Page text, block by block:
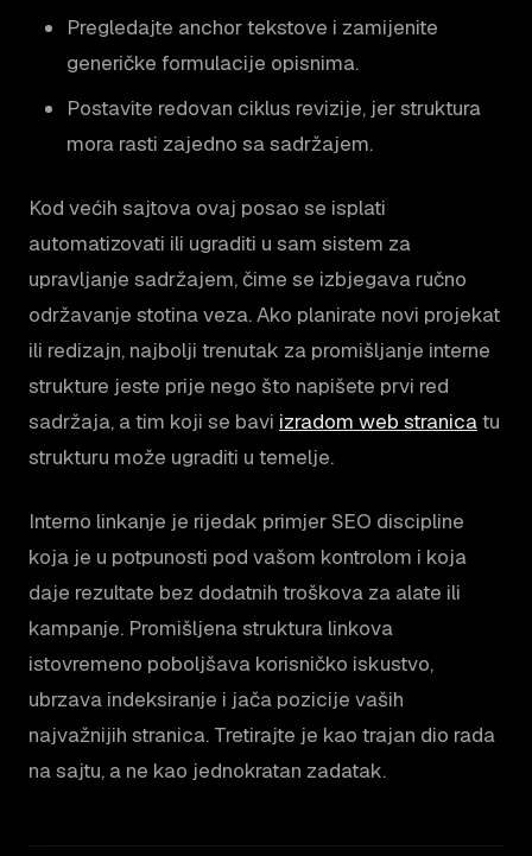
Pregledajte anchor tekstove i zamijenite
generičke formulacije opisnima.
Postavite redovan ciklus revizije, jer struktura
mora rasti zajedno sa sadržajem.
Kod većih sajtova ovaj posao se isplati
automatizovati ili ugraditi u sam sistem za
upravljanje sadržajem, čime se izbjegava ručno
održavanje stotina veza. Ako planirate novi projekat
ili redizajn, najbolji trenutak za promišljanje interne
strukture jeste prije nego što napišete prvi red
sadržaja, a tim koji se bavi izradom web stranicatu
strukturu može ugraditi u temelje.
Interno linkanje je rijedak primjer SEO discipline
koja je u potpunosti pod vašom kontrolom i koja
daje rezultate bez dodatnih troškova za alate ili
kampanje. Promišljena struktura linkova
istovremeno poboljšava korisničko iskustvo,
ubrzava indeksiranje i jača pozicije vaših
najvažnijih stranica. Tretirajte je kao trajan dio rada
na sajtu, a ne kao jednokratan zadatak.